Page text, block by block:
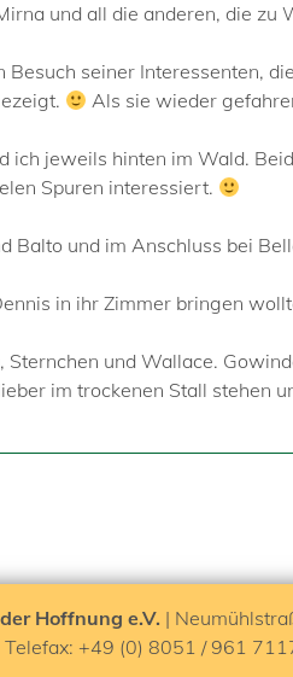
und all die anderen, die
seiner Interessenten,
Als sie wieder
ich jeweils hinten im Wald.
Spuren interessiert.
Balto und im Anschluss bei
in ihr Zimmer bringen
und Wallace.
im trockenen Stall stehen
Hoffnung e.V. |
+49 (0) 8051 / 961